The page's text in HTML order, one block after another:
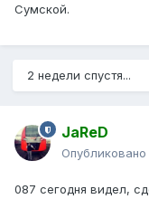
Сумской.
2 недели спустя...
JaReD
Опубликовано
087 сегодня видел,